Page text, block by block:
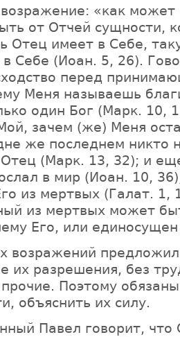
возражение: «как
от Отчей сущности,
Отец имеет в Себе,
Себе (Иоан. 5, 26).
перед
Меня называешь
один Бог (Марк. 10,
зачем (же) Меня
же последнем никто
Отец (Марк. 13, 32); и
в мир (Иоан. 10,
из мертвых (Галат. 1,
из мертвых может
Его, или
возражений
их разрешения, без
Поэтому
объяснить их силу.
Павел говорит, что